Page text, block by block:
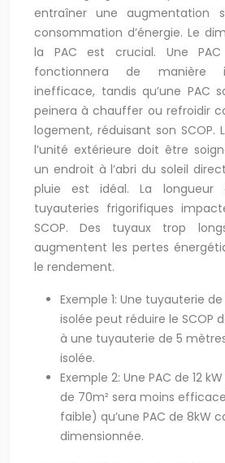
entraîner une augmentation
consommation d’énergie. Le
la PAC est crucial. Une PAC
fonctionnera de manière
inefficace, tandis qu’une PAC
peinera à chauffer ou refroidir
logement, réduisant son SCOP.
l’unité extérieure doit être
un endroit à l’abri du soleil
pluie est idéal. La longueur
tuyauteries frigorifiques
SCOP. Des tuyaux trop
augmentent les pertes
le rendement.
Exemple 1: Une tuyauterie
isolée peut réduire le SCOP
à une tuyauterie de 5
isolée.
Exemple 2: Une PAC de 12
de 70m² sera moins
faible) qu’une PAC de 8kW
dimensionnée.